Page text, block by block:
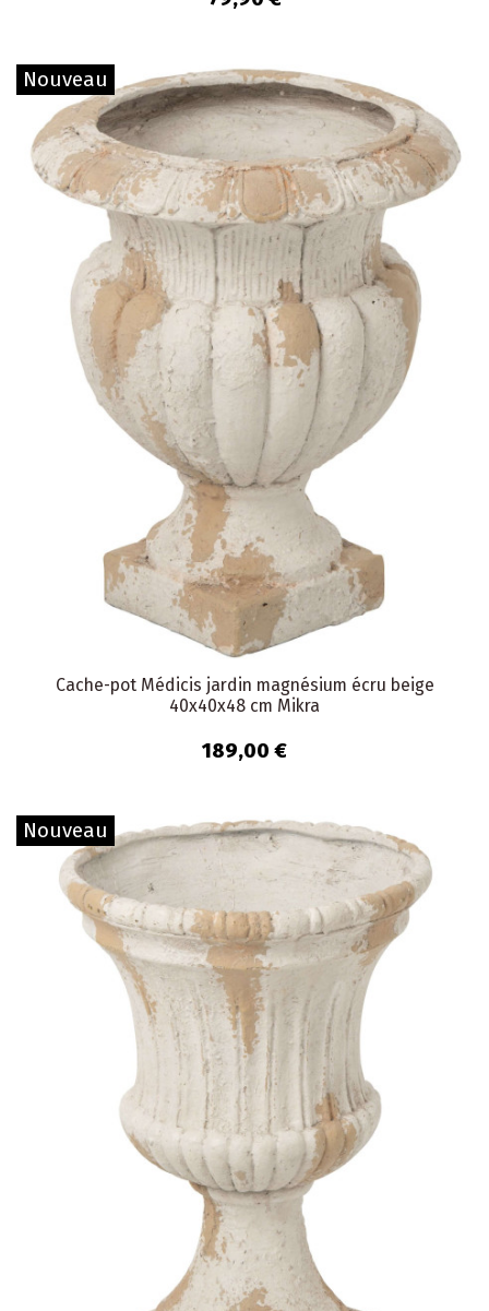
Nouveau
Cache-pot Médicis jardin magnésium écru beige
40x40x48 cm Mikra
189,00 €
Nouveau